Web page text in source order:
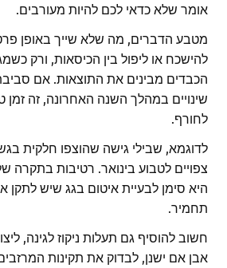
אומר שלא כדאי לכם להיות מעורבים.
מטבע הדברים, מה שלא שייך באופן
להישכח או ליפול בין הכיסאות, ורק
הכבדים מבינים את התוצאות. אם
שינויים במהלך השנה האחרונה, זה זמן
לחורף.
לדוגמא, שבילי גישה שהוצפו חלקית
צפויים לטבוע בינואר. רטיבות בתקרה
היא סימן לבעיית איטום בגג שיש
תחמיר.
חשוב להוסיף גם תעלות ניקוז לגינה,
אבן אם ישנן, לבדוק את תקינות